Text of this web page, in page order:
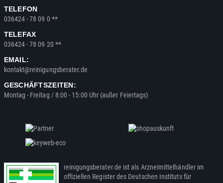
TELEFON
036424 - 78 09 0 **
TELEFAX
036424 - 78 09 20 **
EMAIL:
kontakt@reinigungsberater.de
GESCHÄFTSZEITEN:
Montag - Freitag / 8:00 - 15:00 Uhr (außer Feiertags)
reinigungsberater.de ist als Arzneimittelhändler im
offiziellen Register des Deutschen Instituts für